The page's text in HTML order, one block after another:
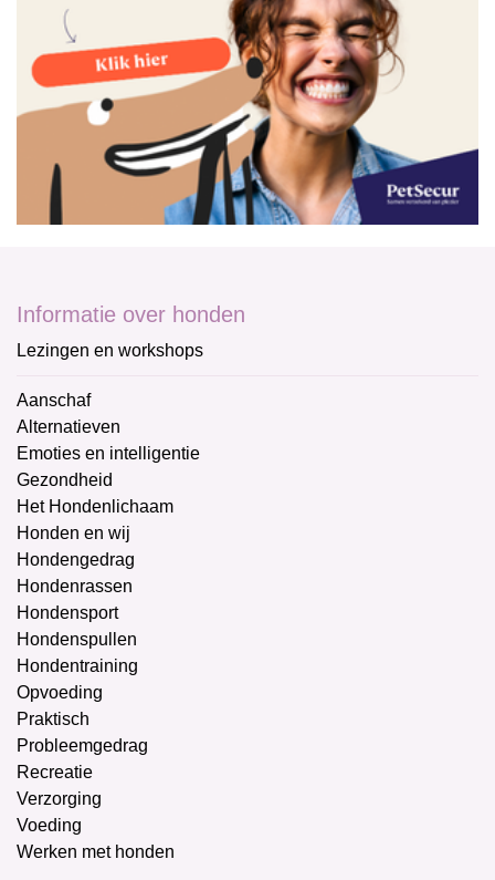
Informatie over honden
Lezingen en workshops
Aanschaf
Alternatieven
Emoties en intelligentie
Gezondheid
Het Hondenlichaam
Honden en wij
Hondengedrag
Hondenrassen
Hondensport
Hondenspullen
Hondentraining
Opvoeding
Praktisch
Probleemgedrag
Recreatie
Verzorging
Voeding
Werken met honden